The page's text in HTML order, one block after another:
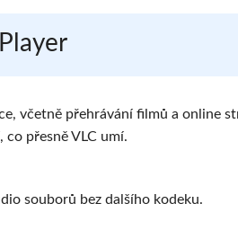
včetně přehrávání filmů a online
přesně VLC umí.
souborů bez dalšího kodeku.